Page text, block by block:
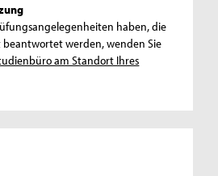
haben, die
beantwortet werden, wenden Sie
am Standort Ihres